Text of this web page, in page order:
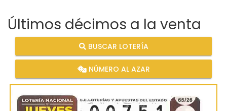
Últimos décimos a la venta
BUSCAR LOTERÍA
NÚMERO AL AZAR